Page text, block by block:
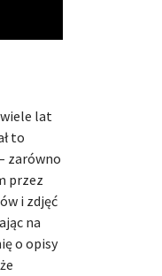
wiele lat
to
zarówno
przez
i zdjęć
na
o opisy